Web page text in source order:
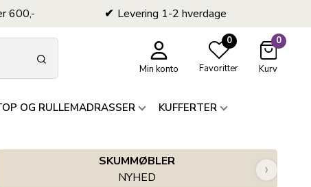
600,- Levering 1-2 hverdage
Min konto
0
Favoritter
0
Kurv
OG RULLEMADRASSER
KUFFERTER
SKUMMØBLER
NYHED
›